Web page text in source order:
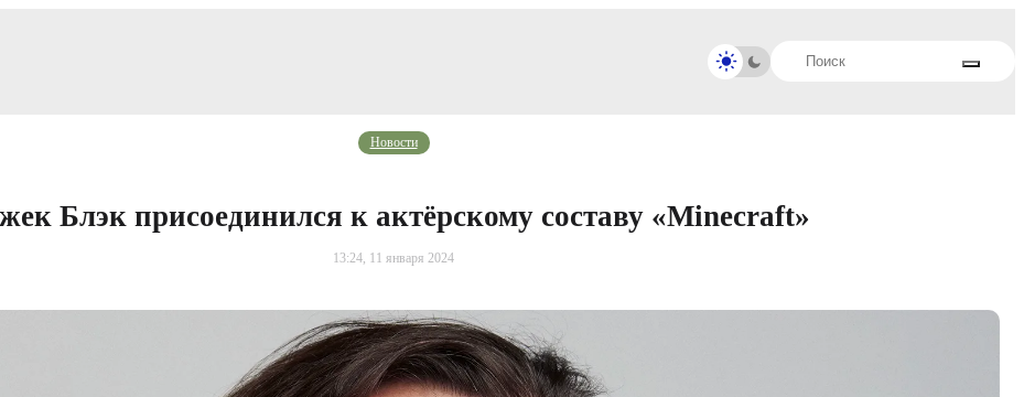
Новости
Блэк присоединился к актёрскому составу «Minecraft»
13:24, 11 января 2024